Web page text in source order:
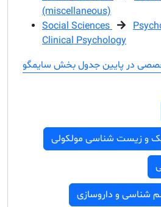
(miscellaneous)
Social Sciences
Clinical
جدول بخش سایمگو
مولکولی